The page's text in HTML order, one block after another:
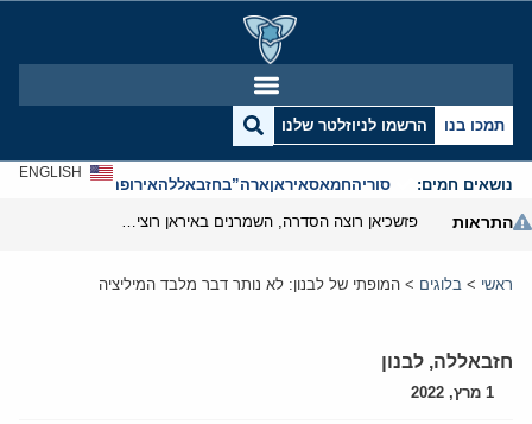
תמכו בנו הרשמו לניוזלטר שלנו
נושאים חמים: סוריהחמאסאיראןארה”בחזבאללהאירופהאנטישמיות
ENGLISH
התראות
ראשי > בלוגים > המופתי של לבנון: לא נותר דבר מלבד המיליציה
חזבאללה, לבנון
1 מרץ, 2022